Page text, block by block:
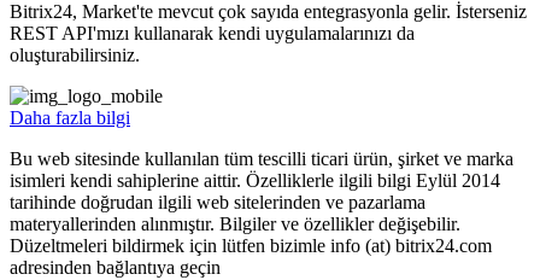
Bitrix24, Market'te mevcut çok sayıda entegrasyonla gelir. İsterseniz
REST API'mızı kullanarak kendi uygulamalarınızı da
oluşturabilirsiniz.
Daha fazla bilgi
Bu web sitesinde kullanılan tüm tescilli ticari ürün, şirket ve marka
isimleri kendi sahiplerine aittir. Özelliklerle ilgili bilgi Eylül 2014
tarihinde doğrudan ilgili web sitelerinden ve pazarlama
materyallerinden alınmıştır. Bilgiler ve özellikler değişebilir.
Düzeltmeleri bildirmek için lütfen bizimle info (at) bitrix24.com
adresinden bağlantıya geçin